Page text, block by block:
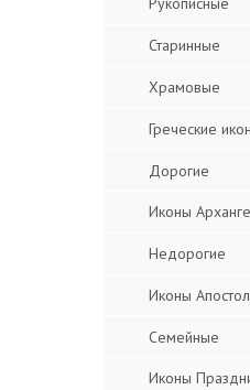
Старинные
Храмовые
Греческие
Дорогие
Иконы
Недорогие
Иконы
Семейные
Иконы